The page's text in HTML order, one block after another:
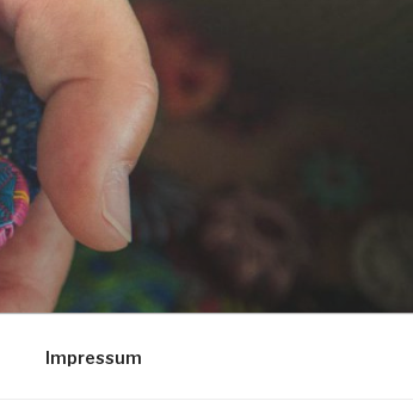
Impressum